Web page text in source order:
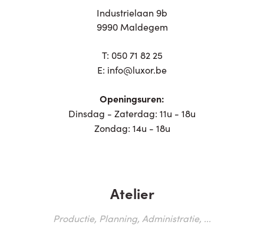
Industrielaan 9b
9990 Maldegem
T: 050 71 82 25
E: info@luxor.be
Openingsuren:
Dinsdag - Zaterdag: 11u - 18u
Zondag: 14u - 18u
Atelier
Productie, Planning, Administratie, ...